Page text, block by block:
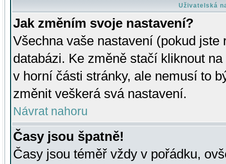
Uživatelská
Jak změním svoje nastavení?
Všechna vaše nastavení (pokud
databázi. Ke změně stačí kliknout
v horní části stránky, ale nemusí to
změnit veškerá svá nastavení.
Návrat nahoru
Časy jsou špatně!
Časy jsou téměř vždy v pořádku,